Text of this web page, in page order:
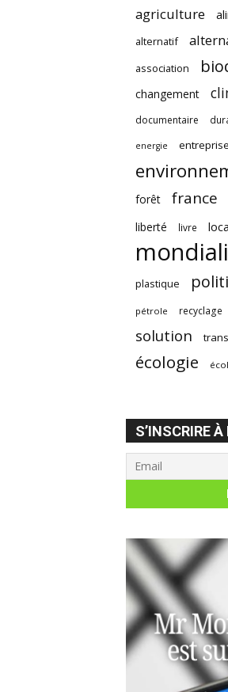
agriculture
alternatif
association
changement
documentaire
energie entreprise
forêt france
liberté livre
plastique
pétrole recyclage
solution
écologie
S’INSCRIRE